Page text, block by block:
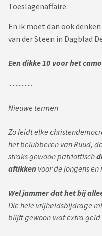
Toeslagenaffaire.
En ik moet dan ook
van der Steen in Dagblad
Een dikke 10 voor het
................
Nieuwe termen
Zo leidt elke
het belubberen van Ruud,
straks gewoon patriottisch
aftikken voor de jongens en
Wel jammer dat het bij
Die hele vrijheidsbijdrage
blijft gewoon wat extra geld